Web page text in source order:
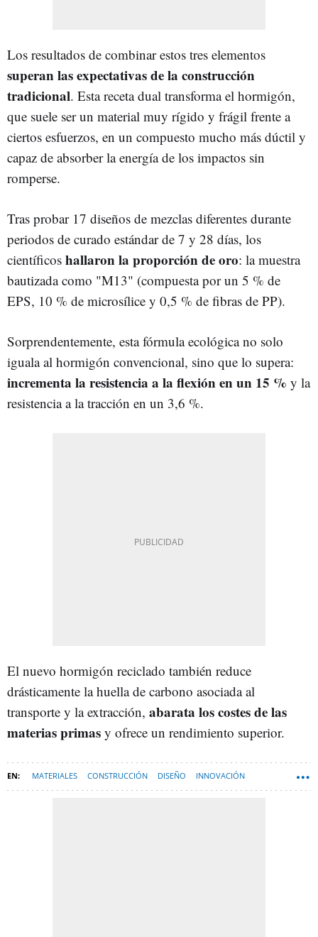
Los resultados de combinar estos tres elementos
superan las expectativas de la construcción
tradicional. Esta receta dual transforma el hormigón,
que suele ser un material muy rígido y frágil frente a
ciertos esfuerzos, en un compuesto mucho más dúctil y
capaz de absorber la energía de los impactos sin
romperse.
Tras probar 17 diseños de mezclas diferentes durante
periodos de curado estándar de 7 y 28 días, los
científicos hallaron la proporción de oro: la muestra
bautizada como "M13" (compuesta por un 5 % de
EPS, 10 % de microsílice y 0,5 % de fibras de PP).
Sorprendentemente, esta fórmula ecológica no solo
iguala al hormigón convencional, sino que lo supera:
incrementa la resistencia a la flexión en un 15 % y la
resistencia a la tracción en un 3,6 %.
El nuevo hormigón reciclado también reduce
drásticamente la huella de carbono asociada al
transporte y la extracción, abarata los costes de las
materias primas y ofrece un rendimiento superior.
MATERIALES CONSTRUCCIÓN DISEÑO INNOVACIÓN